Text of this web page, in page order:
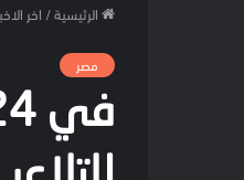
الرئيسية/ اخر
مصر